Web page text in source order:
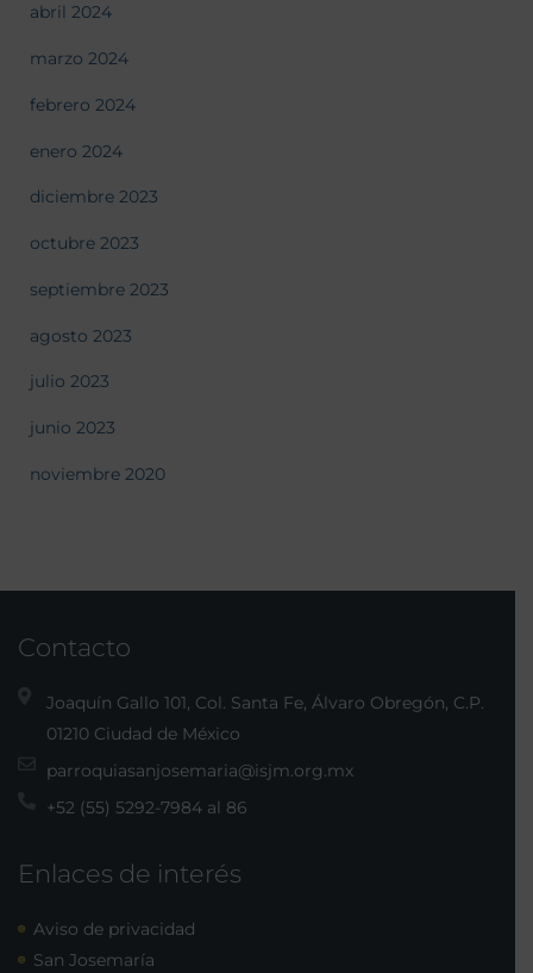
abril 2024
marzo 2024
febrero 2024
enero 2024
diciembre 2023
octubre 2023
septiembre 2023
agosto 2023
julio 2023
junio 2023
noviembre 2020
Contacto
Joaquín Gallo 101, Col. Santa Fe, Álvaro Obregón, C.P.
01210 Ciudad de México
parroquiasanjosemaria@isjm.org.mx
+52 (55) 5292-7984 al 86
Enlaces de interés
Aviso de privacidad
San Josemaría